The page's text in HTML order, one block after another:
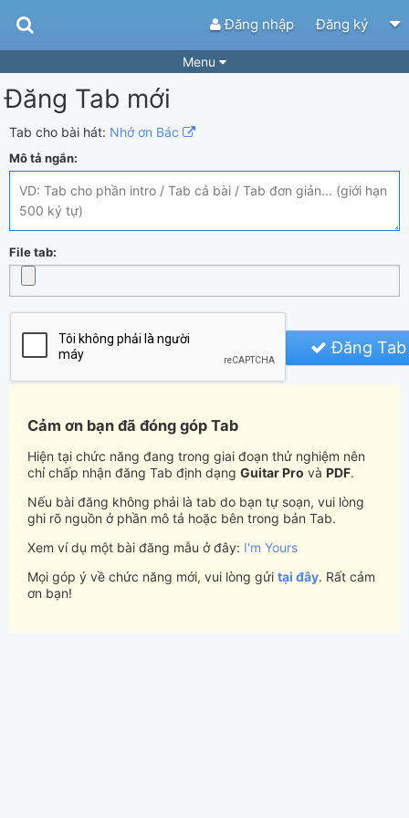
Đăng nhập Đăng ký
Menu
Bài hát
Playlist
Điệu bài hát
Tìm theo hợp âm Tải ứng dụng
Tắt quảng cáo
Đăng Tab mới
Tab cho bài hát: Nhớ ơn Bác
Mô tả ngắn:
File tab:
Đăng
Cảm ơn bạn đã đóng góp Tab
Hiện tại chức năng đang trong giai đoạn thử nghiệm nên
chỉ chấp nhận đăng Tab định dạng Guitar Pro và PDF.
Nếu bài đăng không phải là tab do bạn tự soạn, vui lòng
ghi rõ nguồn ở phần mô tả hoặc bên trong bản Tab.
Xem ví dụ một bài đăng mẫu ở đây: I'm Yours
Mọi góp ý về chức năng mới, vui lòng gửi tại đây. Rất cảm
ơn bạn!